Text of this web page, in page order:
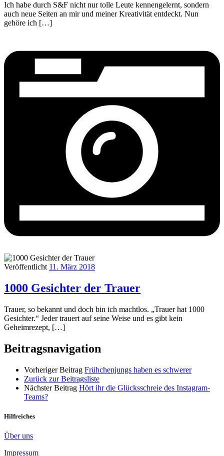
Ich habe durch S&F nicht nur tolle Leute kennengelernt, sondern
auch neue Seiten an mir und meiner Kreativität entdeckt. Nun
gehöre ich […]
Veröffentlicht 11. März 2018
1000 Gesichter der Trauer
Trauer, so bekannt und doch bin ich machtlos. „Trauer hat 1000
Gesichter.“ Jeder trauert auf seine Weise und es gibt kein
Geheimrezept, […]
Beitragsnavigation
Vorheriger Beitrag Frühchenjungs haben es schwerer
Zurück zur Beitragsliste
Nächster Beitrag Hört ihr die Glücksschreie des Instagram-
Teams?
Hilfreiches
Über uns
Impressum